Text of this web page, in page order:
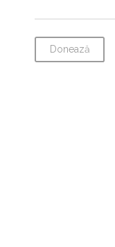
Donează